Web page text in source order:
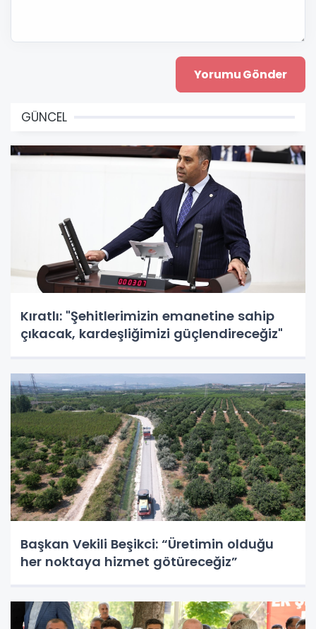
GÜNCEL
Kıratlı: "Şehitlerimizin emanetine sahip
çıkacak, kardeşliğimizi güçlendireceğiz"
Başkan Vekili Beşikci: “Üretimin olduğu
her noktaya hizmet götüreceğiz”